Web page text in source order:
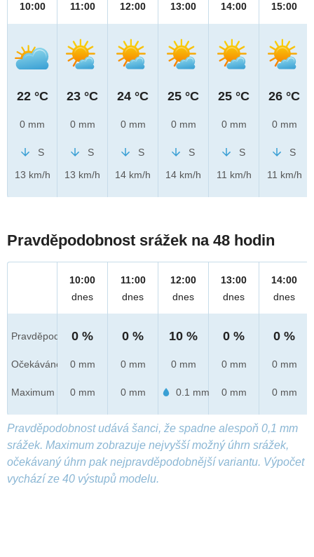
10:00
22 °C
0 mm
S
13 km/h
11:00
23 °C
0 mm
S
13 km/h
12:00
24 °C
0 mm
S
14 km/h
13:00
25 °C
0 mm
S
14 km/h
14:00
25 °C
0 mm
S
11 km/h
15:00
26 °C
0 mm
S
11 km/h
Pravděpodobnost srážek na 48 hodin
Pravděpod.
Očekáváno
Maximum
10:00
dnes
0 %
0 mm
0 mm
11:00
dnes
0 %
0 mm
0 mm
12:00
dnes
10 %
0 mm
0.1 mm
13:00
dnes
0 %
0 mm
0 mm
14:00
dnes
0 %
0 mm
0 mm
Pravděpodobnost udává šanci, že spadne alespoň 0,1 mm
srážek. Maximum zobrazuje nejvyšší možný úhrn srážek,
očekávaný úhrn pak nejpravděpodobnější variantu. Výpočet
vychází ze 40 výstupů modelu.